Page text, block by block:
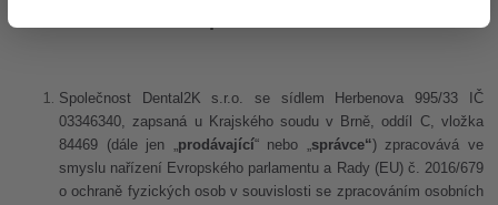
Společnost Dental2K s.r.o. se sídlem Herbenova 995/33 IČ
03346340, zapsaná u Krajského soudu v Brně, oddíl C, vložka
84469 (dále jen „prodávající“ nebo „správce“) zpracovává ve
smyslu nařízení Evropského parlamentu a Rady (EU) č. 2016/679
o ochraně fyzických osob v souvislosti se zpracováním osobních